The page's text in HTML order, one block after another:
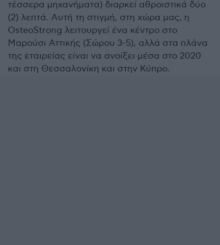
τέσσερα μηχανήματα) διαρκεί αθροιστικά δύο
(2) λεπτά. Αυτή τη στιγμή, στη χώρα μας, η
OsteoStrong λειτουργεί ένα κέντρο στο
Μαρούσι Αττικής (Σώρου 3-5), αλλά στα πλάνα
της εταιρείας είναι να ανοίξει μέσα στο 2020
και στη Θεσσαλονίκη και στην Κύπρο.